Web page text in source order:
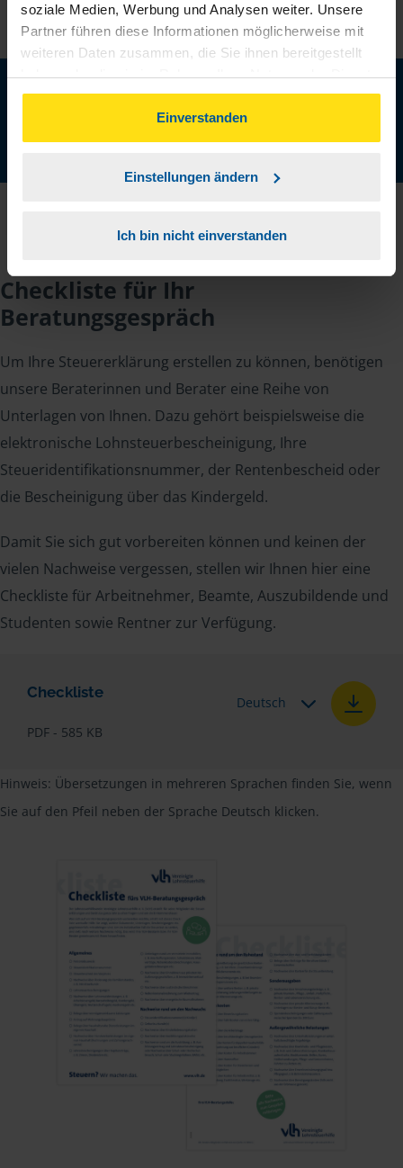
soziale Medien, Werbung und Analysen weiter. Unsere
Partner führen diese Informationen möglicherweise mit
weiteren Daten zusammen, die Sie ihnen bereitgestellt
haben oder die sie im Rahmen Ihrer Nutzung der Dienste
gesammelt haben. Indem Sie auf Einverstanden klicken,
können Sie der Verwendung von Cookies, gemäß
unserer➔ Datenschutzrichtliniezustimmen.
Einverstanden
Einstellungen ändern
Ich bin nicht einverstanden
Neu: Jetzt auch digital Mitglied werden!
Schnell, einfach und komplett online - ohne Termin.
Checkliste für Ihr
Beratungsgespräch
Um Ihre Steuererklärung erstellen zu können, benötigen
unsere Beraterinnen und Berater eine Reihe von
Unterlagen von Ihnen. Dazu gehört beispielsweise die
elektronische Lohnsteuerbescheinigung, Ihre
Steueridentifikationsnummer, der Rentenbescheid oder
die Bescheinigung über das Kindergeld.
Damit Sie sich gut vorbereiten können und keinen der
vielen Nachweise vergessen, stellen wir Ihnen hier eine
Checkliste für Arbeitnehmer, Beamte, Auszubildende und
Studenten sowie Rentner zur Verfügung.
Checkliste
PDF - 585 KB
Deutsch
Hinweis: Übersetzungen in mehreren Sprachen finden Sie, wenn
Sie auf den Pfeil neben der Sprache Deutsch klicken.